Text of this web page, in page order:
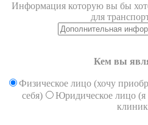
Информация которую вы бы
для
Кем вы
Физическое лицо (хочу
себя)
Юридическое лицо (я